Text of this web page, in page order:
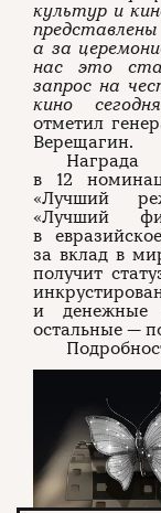
культур и
а за
нас это
запрос на
кино
отметил
Верещагин.
в 12
«Лучший
«Лучший
в
за вклад в
получит
и
остальные —